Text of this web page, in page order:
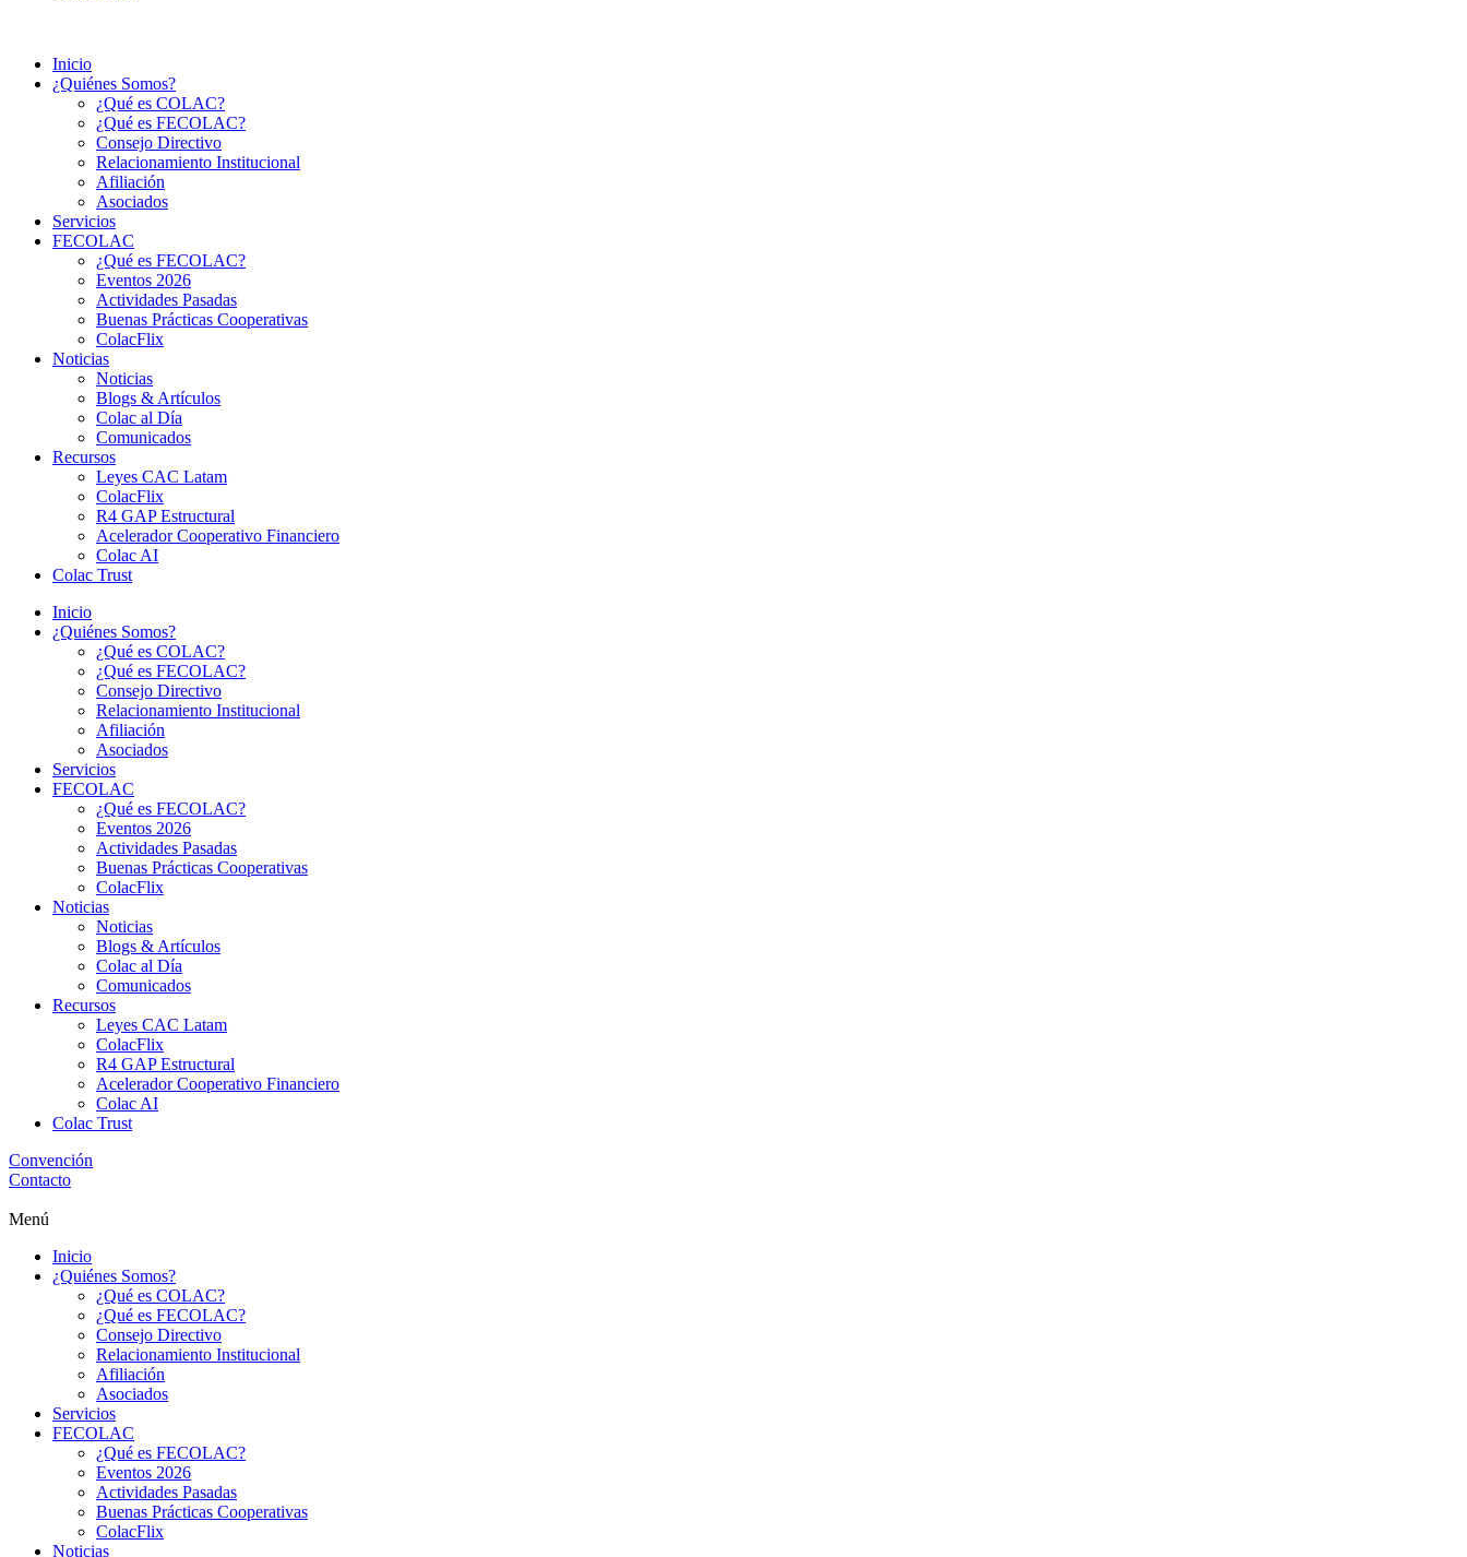
Inicio
¿Quiénes Somos?
¿Qué es COLAC?
¿Qué es FECOLAC?
Consejo Directivo
Relacionamiento Institucional
Afiliación
Asociados
Servicios
FECOLAC
¿Qué es FECOLAC?
Eventos 2026
Actividades Pasadas
Buenas Prácticas Cooperativas
ColacFlix
Noticias
Noticias
Blogs & Artículos
Colac al Día
Comunicados
Recursos
Leyes CAC Latam
ColacFlix
R4 GAP Estructural
Acelerador Cooperativo Financiero
Colac AI
Colac Trust
Inicio
¿Quiénes Somos?
¿Qué es COLAC?
¿Qué es FECOLAC?
Consejo Directivo
Relacionamiento Institucional
Afiliación
Asociados
Servicios
FECOLAC
¿Qué es FECOLAC?
Eventos 2026
Actividades Pasadas
Buenas Prácticas Cooperativas
ColacFlix
Noticias
Noticias
Blogs & Artículos
Colac al Día
Comunicados
Recursos
Leyes CAC Latam
ColacFlix
R4 GAP Estructural
Acelerador Cooperativo Financiero
Colac AI
Colac Trust
Convención
Contacto
Menú
Inicio
¿Quiénes Somos?
¿Qué es COLAC?
¿Qué es FECOLAC?
Consejo Directivo
Relacionamiento Institucional
Afiliación
Asociados
Servicios
FECOLAC
¿Qué es FECOLAC?
Eventos 2026
Actividades Pasadas
Buenas Prácticas Cooperativas
ColacFlix
Noticias